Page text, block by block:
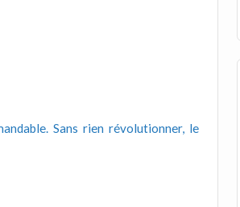
Sans rien révolutionner, le